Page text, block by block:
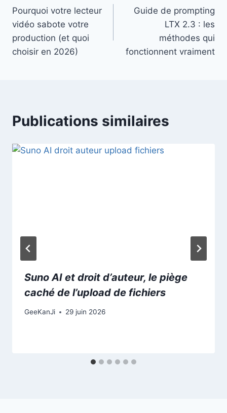
de
l’article
Pourquoi votre lecteur
vidéo sabote votre
production (et quoi
choisir en 2026)
Guide de prompting
LTX 2.3 : les
méthodes qui
fonctionnent vraiment
Publications similaires
Suno AI et droit d’auteur, le piège
caché de l’upload de fichiers
GeeKanJi 29 juin 2026